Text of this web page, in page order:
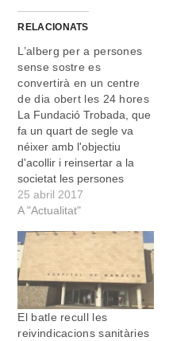
RELACIONATS
L’alberg per a persones
sense sostre es
convertirà en un centre
de dia obert les 24 hores
La Fundació Trobada, que
fa un quart de segle va
néixer amb l'objectiu
d'acollir i reinsertar a la
societat les persones
sense sostre a Manacor i
a tota la comarca, va
vint-i-cinc anys
d'existència amb una festa
musical que se celebrà
dissabte horabaixa a
l'església del…
25 abril 2017
A "Actualitat"
El batle recull les
reivindicacions sanitàries